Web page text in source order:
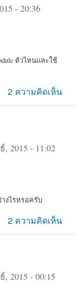
- 20:36
ตัวไหนและใช้
2 ความคิดเห็น
2015 - 11:02
งไรหรอครับ
2 ความคิดเห็น
2015 - 00:15